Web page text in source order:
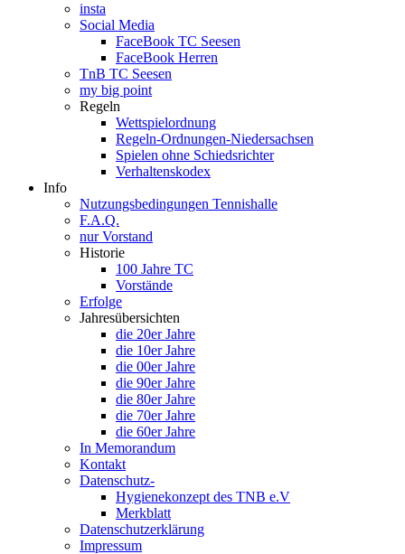
insta
Social Media
FaceBook TC Seesen
FaceBook Herren
TnB TC Seesen
my big point
Regeln
Wettspielordnung
Regeln-Ordnungen-Niedersachsen
Spielen ohne Schiedsrichter
Verhaltenskodex
Info
Nutzungsbedingungen Tennishalle
F.A.Q.
nur Vorstand
Historie
100 Jahre TC
Vorstände
Erfolge
Jahresübersichten
die 20er Jahre
die 10er Jahre
die 00er Jahre
die 90er Jahre
die 80er Jahre
die 70er Jahre
die 60er Jahre
In Memorandum
Kontakt
Datenschutz-
Hygienekonzept des TNB e.V
Merkblatt
Datenschutzerklärung
Impressum